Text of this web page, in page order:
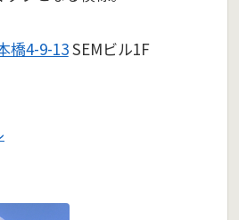
橋4-9-13SEMビル1F